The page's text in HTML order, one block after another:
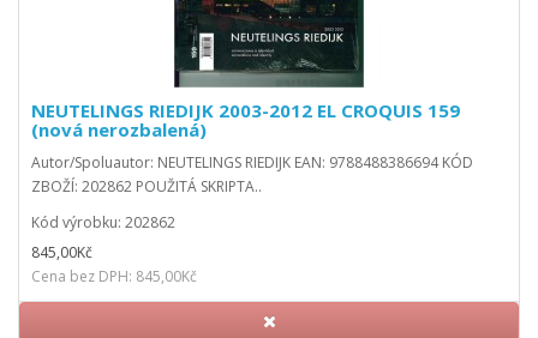
NEUTELINGS RIEDIJK 2003-2012 EL CROQUIS 159
(nová nerozbalená)
Autor/Spoluautor: NEUTELINGS RIEDIJK EAN: 9788488386694 KÓD
ZBOŽÍ: 202862 POUŽITÁ SKRIPTA..
Kód výrobku: 202862
845,00Kč
Cena bez DPH: 845,00Kč